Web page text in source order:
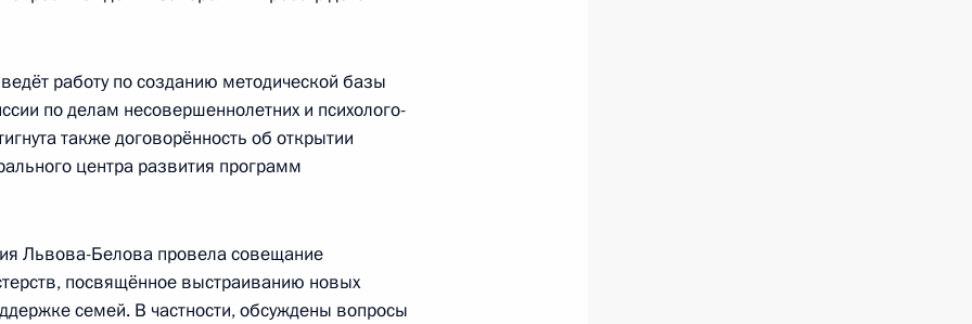
по продвижению новых
в новые субъекты
работу по созданию методической базы
по делам несовершеннолетних и психолого-
также договорённость об открытии
центра развития программ
Львова-Белова провела совещание
посвящённое выстраиванию новых
семей. В частности, обсуждены вопросы